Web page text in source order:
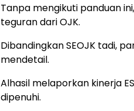
Tanpa mengikuti panduan
teguran dari OJK.
Dibandingkan SEOJK tadi,
mendetail.
Alhasil melaporkan kinerja
dipenuhi.